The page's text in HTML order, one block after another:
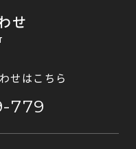
せ
せはこちら
779